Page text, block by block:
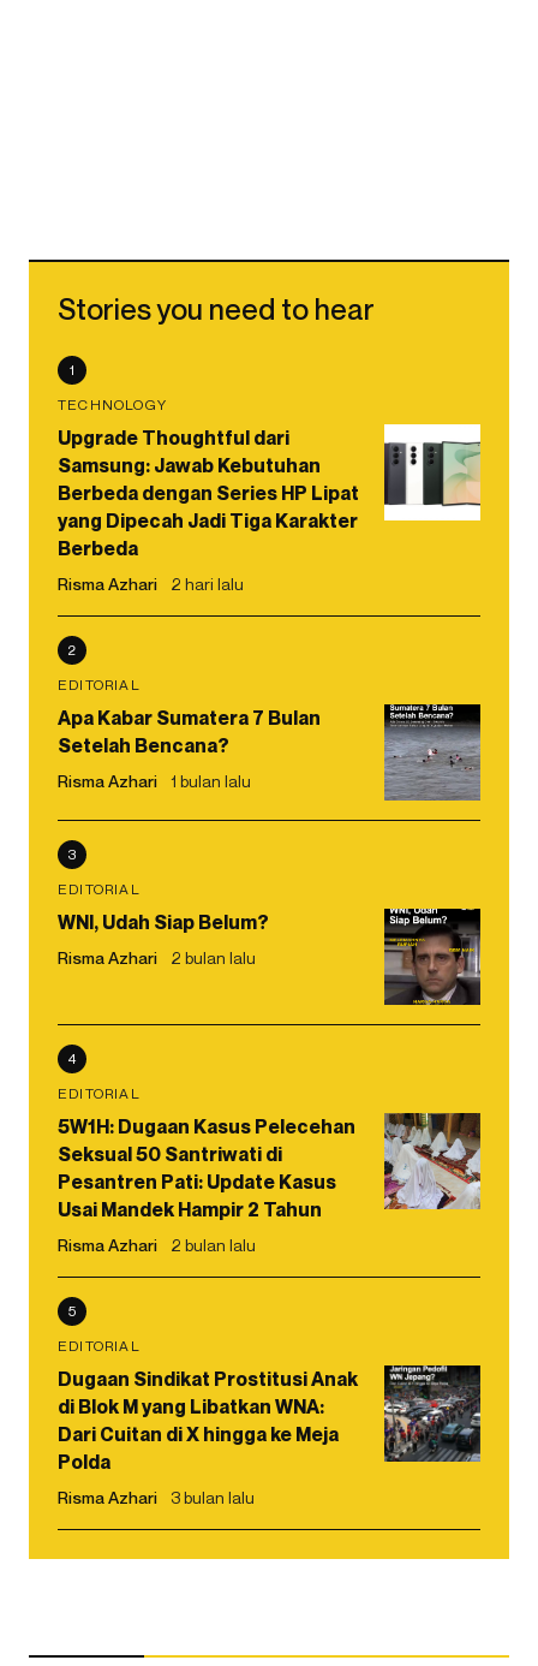
Stories you need to hear
1
TECHNOLOGY
Upgrade Thoughtful dari
Samsung: Jawab Kebutuhan
Berbeda dengan Series HP Lipat
yang Dipecah Jadi Tiga Karakter
Berbeda
Risma Azhari 2 hari lalu
2
EDITORIAL
Apa Kabar Sumatera 7 Bulan
Setelah Bencana?
Risma Azhari 1 bulan lalu
3
EDITORIAL
WNI, Udah Siap Belum?
Risma Azhari 2 bulan lalu
4
EDITORIAL
5W1H: Dugaan Kasus Pelecehan
Seksual 50 Santriwati di
Pesantren Pati: Update Kasus
Usai Mandek Hampir 2 Tahun
Risma Azhari 2 bulan lalu
5
EDITORIAL
Dugaan Sindikat Prostitusi Anak
di Blok M yang Libatkan WNA:
Dari Cuitan di X hingga ke Meja
Polda
Risma Azhari 3 bulan lalu